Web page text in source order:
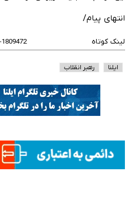
انتهای پیام/
لینک کوتاه
ایلنا رهبر انقلاب